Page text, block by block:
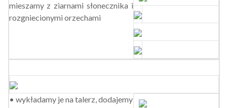
mieszamy z ziarnami słonecznika i
rozgniecionymi orzechami
• wykładamy je na talerz, dodajemy